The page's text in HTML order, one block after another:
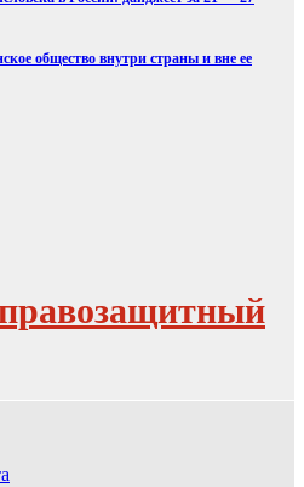
общество внутри страны и вне ее